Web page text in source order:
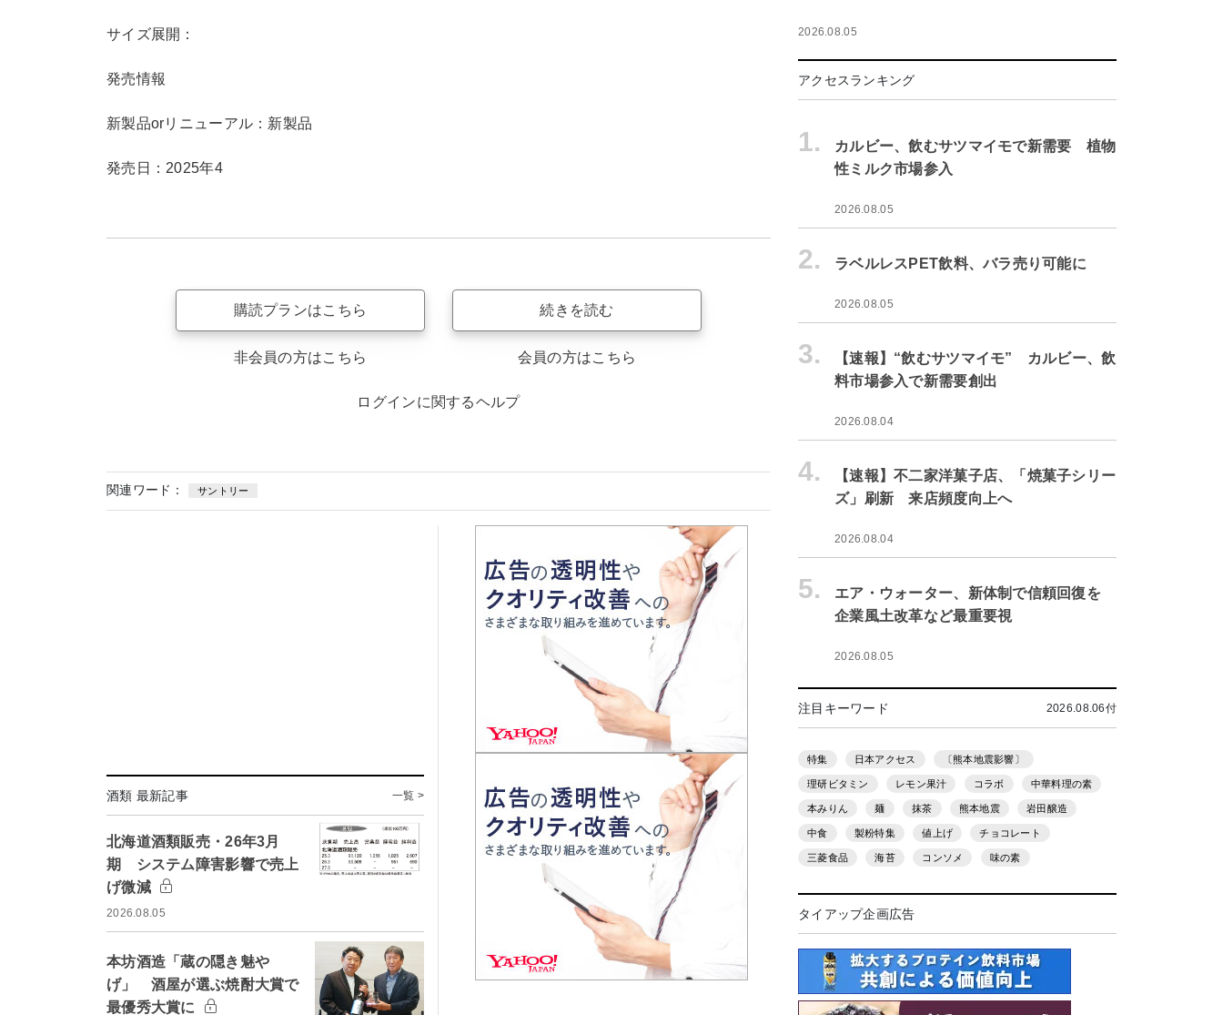
サイズ展開：
発売情報
新製品orリニューアル：新製品
発売日：2025年4
購読プランはこちら
非会員の方はこちら
続きを読む
会員の方はこちら
ログインに関するヘルプ
関連ワード： サントリー
酒類 最新記事 一覧 >
北海道酒類販売・26年3月
期 システム障害影響で売上
げ微減
2026.08.05
本坊酒造「蔵の隠き魅や
げ」 酒屋が選ぶ焼酎大賞で
最優秀大賞に
2026.08.05
アクセスランキング
1.
カルビー、飲むサツマイモで新需要 植物
性ミルク市場参入
2026.08.05
2. ラベルレスPET飲料、バラ売り可能に
2026.08.05
3.
【速報】“飲むサツマイモ” カルビー、飲
料市場参入で新需要創出
2026.08.04
4.
【速報】不二家洋菓子店、「焼菓子シリー
ズ」刷新 来店頻度向上へ
2026.08.04
5.
エア・ウォーター、新体制で信頼回復を
企業風土改革など最重要視
2026.08.05
注目キーワード 2026.08.06付
特集 日本アクセス 〔熊本地震影響〕
理研ビタミン レモン果汁 コラボ 中華料理の素
本みりん 麺 抹茶 熊本地震 岩田醸造
中食 製粉特集 値上げ チョコレート
三菱食品 海苔 コンソメ 味の素
タイアップ企画広告